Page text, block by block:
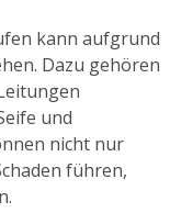
kann aufgrund
Dazu gehören
und
nicht nur
führen,